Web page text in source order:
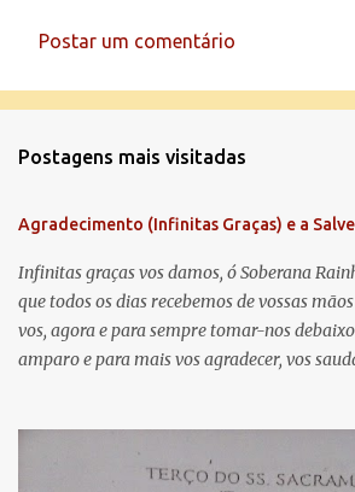
e
t
á
r
i
o
Postar um comentário
Postagens mais visitadas
Agradecimento (Infinitas Graças) e a
Infinitas graças vos damos, ó Soberana
que todos os dias recebemos de vossas
vos, agora e para sempre tomar-nos
amparo e para mais vos agradecer, vos
lágrimas. Eia, pois, Advogada nossa, estes